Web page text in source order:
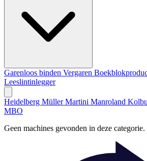
Garenloos binden Vergaren
Leeslintinlegger
Heidelberg Müller Martini Manroland
MBO
Geen machines gevonden in deze categorie.